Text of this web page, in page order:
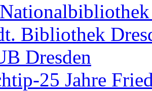
Bibliothek
Dresden
25 Jahre